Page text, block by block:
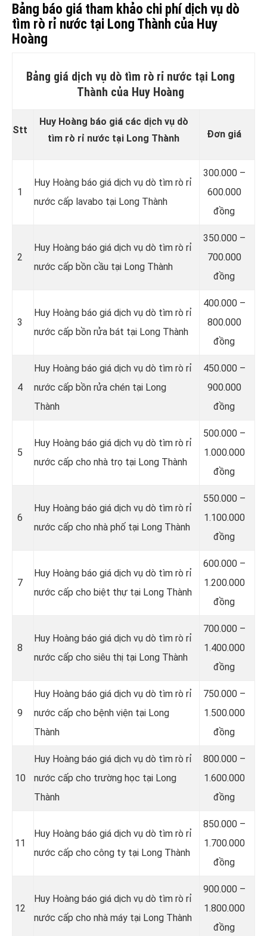
Bảng báo giá tham khảo chi phí dịch vụ dò
tìm rò rỉ nước tại Long Thành của Huy
Hoàng
Bảng giá dịch vụ dò tìm rò rỉ nước tại Long
Thành của Huy Hoàng
Stt
Huy Hoàng báo giá các dịch vụ dò
tìm rò rỉ nước tại Long Thành
Đơn giá
1
Huy Hoàng báo giá dịch vụ dò tìm rò rỉ
nước cấp lavabo tại Long Thành
300.000 –
600.000
đồng
2
Huy Hoàng báo giá dịch vụ dò tìm rò rỉ
nước cấp bồn cầu tại Long Thành
350.000 –
700.000
đồng
3
Huy Hoàng báo giá dịch vụ dò tìm rò rỉ
nước cấp bồn rửa bát tại Long Thành
400.000 –
800.000
đồng
4
Huy Hoàng báo giá dịch vụ dò tìm rò rỉ
nước cấp bồn rửa chén tại Long
Thành
450.000 –
900.000
đồng
5
Huy Hoàng báo giá dịch vụ dò tìm rò rỉ
nước cấp cho nhà trọ tại Long Thành
500.000 –
1.000.000
đồng
6
Huy Hoàng báo giá dịch vụ dò tìm rò rỉ
nước cấp cho nhà phố tại Long Thành
550.000 –
1.100.000
đồng
7
Huy Hoàng báo giá dịch vụ dò tìm rò rỉ
nước cấp cho biệt thự tại Long Thành
600.000 –
1.200.000
đồng
8
Huy Hoàng báo giá dịch vụ dò tìm rò rỉ
nước cấp cho siêu thị tại Long Thành
700.000 –
1.400.000
đồng
9
Huy Hoàng báo giá dịch vụ dò tìm rò rỉ
nước cấp cho bệnh viện tại Long
Thành
750.000 –
1.500.000
đồng
10
Huy Hoàng báo giá dịch vụ dò tìm rò rỉ
nước cấp cho trường học tại Long
Thành
800.000 –
1.600.000
đồng
11
Huy Hoàng báo giá dịch vụ dò tìm rò rỉ
nước cấp cho công ty tại Long Thành
850.000 –
1.700.000
đồng
12
Huy Hoàng báo giá dịch vụ dò tìm rò rỉ
nước cấp cho nhà máy tại Long Thành
900.000 –
1.800.000
đồng